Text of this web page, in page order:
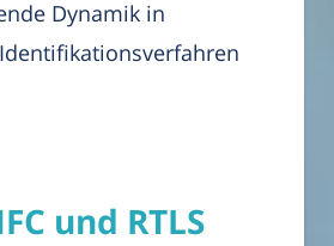
Dynamik in
und RTLS